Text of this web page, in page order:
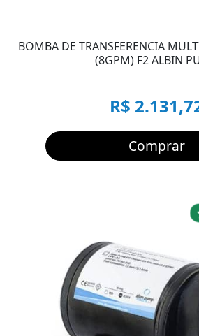
BOMBA DE TRANSFERENCIA
(8GPM) F2 ALBIN
R$
Comprar